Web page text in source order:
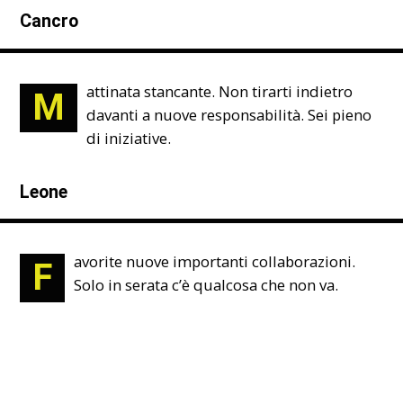
Cancro
M
attinata stancante. Non tirarti indietro
davanti a nuove responsabilità. Sei pieno
di iniziative.
Leone
F
avorite nuove importanti collaborazioni.
Solo in serata c’è qualcosa che non va.